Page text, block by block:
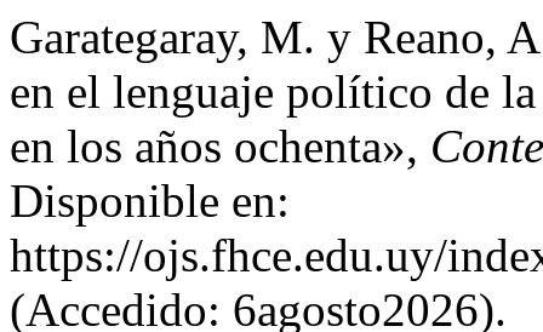
Garategaray, M. y Reano,
en el lenguaje político de
en los años ochenta»,
Disponible en:
https://ojs.fhce.edu.uy/
(Accedido: 6agosto2026).